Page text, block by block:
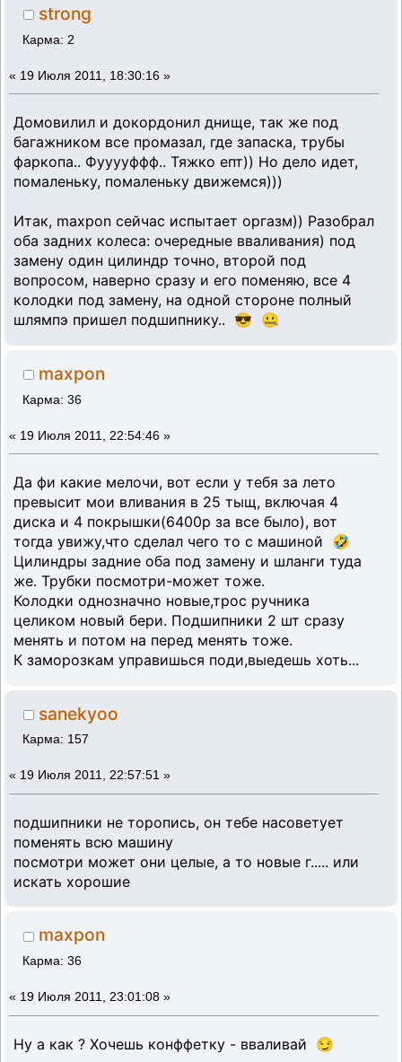
strong
Карма: 2
« 19 Июля 2011, 18:30:16 »
Домовилил и докордонил днище, так же под
багажником все промазал, где запаска, трубы
фаркопа.. Фууууффф.. Тяжко епт)) Но дело идет,
помаленьку, помаленьку движемся)))
Итак, maxpon сейчас испытает оргазм)) Разобрал
оба задних колеса: очередные вваливания) под
замену один цилиндр точно, второй под
вопросом, наверно сразу и его поменяю, все 4
колодки под замену, на одной стороне полный
шлямпэ пришел подшипнику.. 😎 🤐
maxpon
Карма: 36
« 19 Июля 2011, 22:54:46 »
Да фи какие мелочи, вот если у тебя за лето
превысит мои вливания в 25 тыщ, включая 4
диска и 4 покрышки(6400р за все было), вот
тогда увижу,что сделал чего то с машиной 🤣
Цилиндры задние оба под замену и шланги туда
же. Трубки посмотри-может тоже.
Колодки однозначно новые,трос ручника
целиком новый бери. Подшипники 2 шт сразу
менять и потом на перед менять тоже.
К заморозкам управишься поди,выедешь хоть...
sanekyoo
Карма: 157
« 19 Июля 2011, 22:57:51 »
подшипники не торопись, он тебе насоветует
поменять всю машину
посмотри может они целые, а то новые г..... или
искать хорошие
maxpon
Карма: 36
« 19 Июля 2011, 23:01:08 »
Ну а как ? Хочешь конффетку - вваливай 😏